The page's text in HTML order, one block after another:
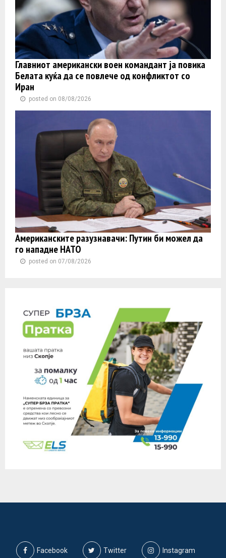
Главниот американски воен командант ја повика
Белата куќа да се повлече од конфликтот со
Иран
posted on 08/08/2026
Американските разузнавачи: Путин би можел да
го нападне НАТО
posted on 07/08/2026
Facebook Twitter Instagram